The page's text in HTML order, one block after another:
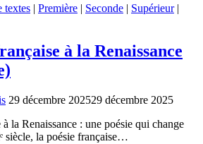
textes | Première | Seconde | Supérieur|
à la Renaissance
29 décembre 202529 décembre 2025
la Renaissance : une poésie qui change
siècle, la poésie française…